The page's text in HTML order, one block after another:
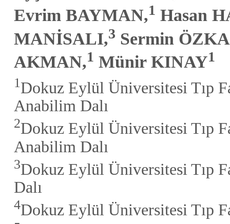
Evrim BAYMAN,1 Hasan
MANİSALI,3 Sermin
AKMAN,1 Münir KINAY1
1 Dokuz Eylül Üniversitesi Tıp
Anabilim Dalı
2Dokuz Eylül Üniversitesi Tıp
Anabilim Dalı
3Dokuz Eylül Üniversitesi Tıp
Dalı
4Dokuz Eylül Üniversitesi Tıp